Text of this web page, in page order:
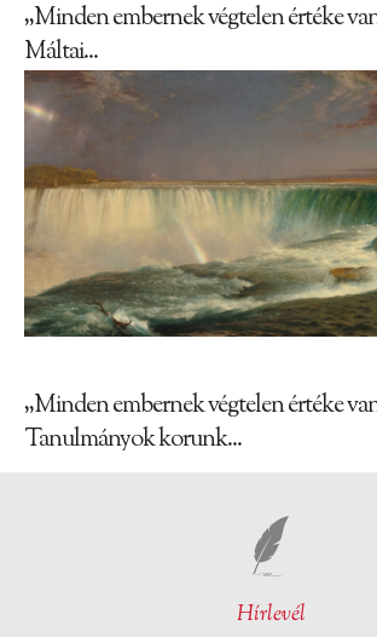
„Minden embernek végtelen értéke
Máltai...
„Minden embernek végtelen értéke
Tanulmányok korunk...
Hírlevél